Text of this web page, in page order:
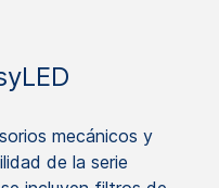
mecánicos y
de la serie